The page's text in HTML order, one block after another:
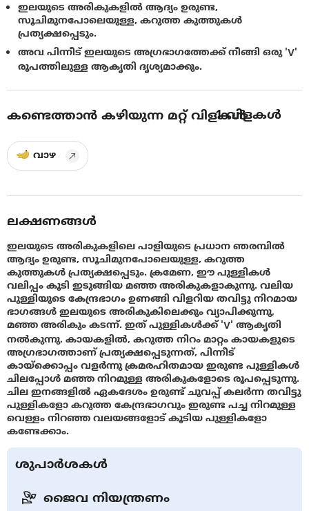
ഇലയുടെ അരികുകളില്‍ ആദ്യം ഉരുണ്ട,
സൂചിമുനപോലെയുള്ള, കറുത്ത കുത്തുകള്‍
പ്രത്യക്ഷപ്പെടും.
അവ പിന്നീട് ഇലയുടെ അഗ്രഭാഗത്തേക്ക് നീങ്ങി ഒരു 'V'
രൂപത്തിലുള്ള ആകൃതി ദൃശ്യമാക്കും.
കണ്ടെത്താൻ കഴിയുന്ന മറ്റ് വിളകൾ
1വിളകൾ
വാഴ
ലക്ഷണങ്ങൾ
ഇലയുടെ അരികുകളിലെ പാളിയുടെ പ്രധാന ഞരമ്പില്‍
ആദ്യം ഉരുണ്ട, സൂചിമുനപോലെയുള്ള, കറുത്ത
കുത്തുകള്‍ പ്രത്യക്ഷപ്പെടും. ക്രമേണ, ഈ പുള്ളികള്‍
വലിപ്പം കൂടി ഇടുങ്ങിയ മഞ്ഞ അരികുകളാകുന്നു. വലിയ
പുള്ളിയുടെ കേന്ദ്രഭാഗം ഉണങ്ങി വിളറിയ തവിട്ടു നിറമായ
ഭാഗങ്ങള്‍ ഇലയുടെ അരികുകിലെക്കും വ്യാപിക്കുന്നു,
മഞ്ഞ അരികും കടന്ന്. ഇത് പുള്ളികള്‍ക്ക് 'V' ആകൃതി
നല്‍കുന്നു. കായകളില്‍, കറുത്ത നിറം മാറ്റം കായകളുടെ
അഗ്രഭാഗത്താണ് പ്രത്യക്ഷപ്പെടുന്നത്, പിന്നീട്
കായ്ക്കൊപ്പം വളര്‍ന്നു ക്രമരഹിതമായ ഇരുണ്ട പുള്ളികള്‍
ചിലപ്പോള്‍ മഞ്ഞ നിറമുള്ള അരികുകളോടെ രൂപപ്പെടുന്നു.
ചില ഇനങ്ങളില്‍ ഏകദേശം ഉരുണ്ട് ചുവപ്പ് കലര്‍ന്ന തവിട്ടു
പുള്ളികളോ കറുത്ത കേന്ദ്രഭാഗവും ഇരുണ്ട പച്ച നിറമുള്ള
വെള്ളം നിറഞ്ഞ വലയങ്ങളോട് കൂടിയ പുള്ളികളോ
കണ്ടേക്കാം.
ശുപാർശകൾ
ജൈവ നിയന്ത്രണം